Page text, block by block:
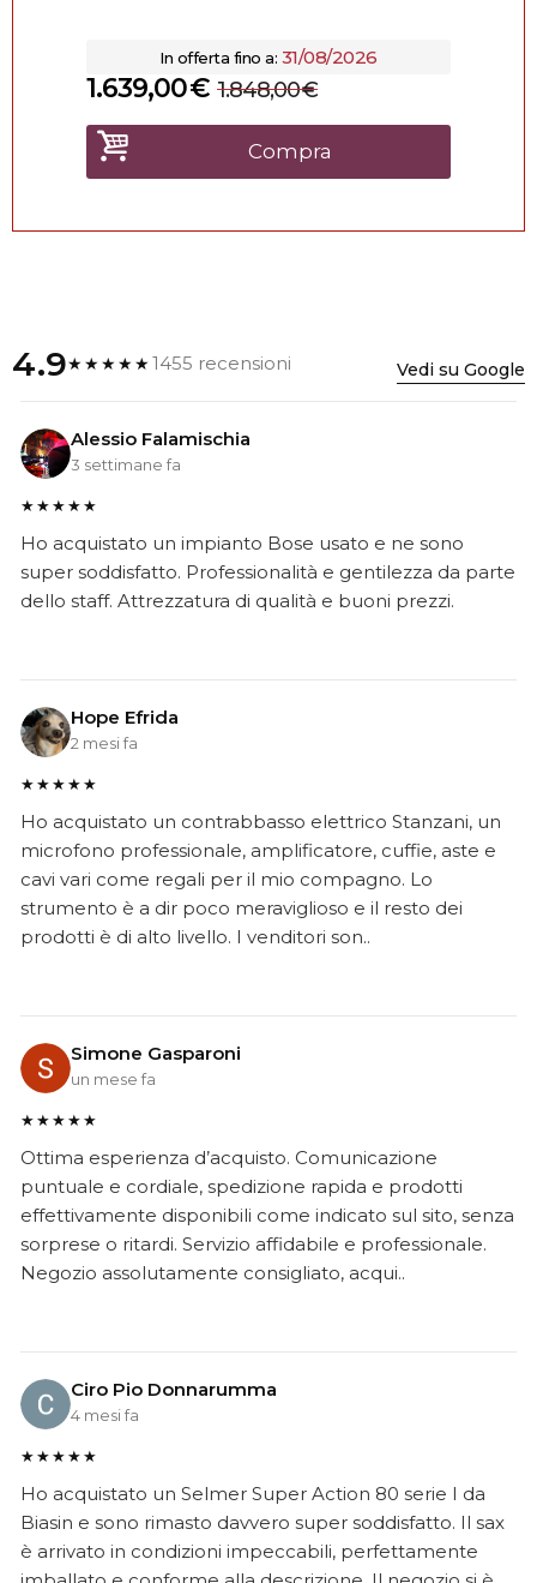
In offerta fino a: 31/08/2026
€
1.639,00 €
1.848,00
Compra
4.9★★★★★1455 recensioni Vedi su Google
Alessio Falamischia
3 settimane fa
★★★★★
Ho acquistato un impianto Bose usato e ne sono
super soddisfatto. Professionalità e gentilezza da parte
dello staff. Attrezzatura di qualità e buoni prezzi.
Hope Efrida
2 mesi fa
★★★★★
Ho acquistato un contrabbasso elettrico Stanzani, un
microfono professionale, amplificatore, cuffie, aste e
cavi vari come regali per il mio compagno. Lo
strumento è a dir poco meraviglioso e il resto dei
prodotti è di alto livello. I venditori son..
Simone Gasparoni
un mese fa
★★★★★
Ottima esperienza d’acquisto. Comunicazione
puntuale e cordiale, spedizione rapida e prodotti
effettivamente disponibili come indicato sul sito, senza
sorprese o ritardi. Servizio affidabile e professionale.
Negozio assolutamente consigliato, acqui..
Ciro Pio Donnarumma
4 mesi fa
★★★★★
Ho acquistato un Selmer Super Action 80 serie I da
Biasin e sono rimasto davvero super soddisfatto. Il sax
è arrivato in condizioni impeccabili, perfettamente